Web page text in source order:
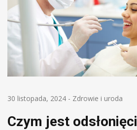
30 listopada, 2024 - Zdrowie i uroda
Czym jest